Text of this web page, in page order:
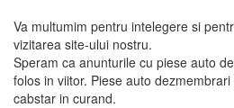
Va multumim pentru intelegere si
vizitarea site-ului nostru.
Speram ca anunturile cu piese auto
folos in viitor. Piese auto
cabstar in curand.